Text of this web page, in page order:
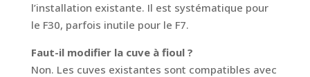
l’installation existante. Il est systématique pour
le F30, parfois inutile pour le F7.
Faut-il modifier la cuve à fioul ?
Non. Les cuves existantes sont compatibles avec